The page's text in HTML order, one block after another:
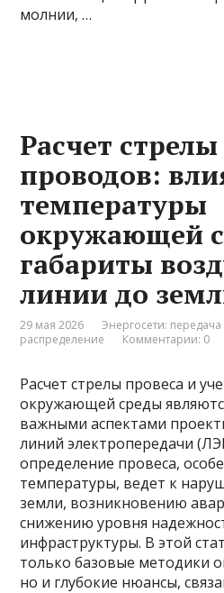
молнии, …
Расчет
проводов:
температуры
окружающей
габариты
линии до
29 мая 2026
Энергосети: передача
распределение
Комментарии: 0
Расчет стрелы провеса и
окружающей среды
важными аспектами
линий электропередачи
определение провеса,
температуры, ведет к
земли, возникновению
снижению уровня
инфраструктуры. В этой
только базовые методики
но и глубокие нюансы,